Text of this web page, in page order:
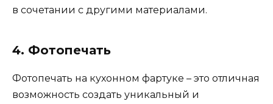
в сочетании с другими материалами.
4. Фотопечать
Фотопечать на кухонном фартуке – это отличная
возможность создать уникальный и